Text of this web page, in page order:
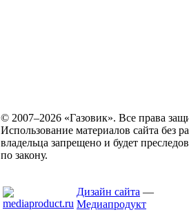
© 2007–2026 «Газовик». Все права
Использование материалов сайта без
владельца запрещено и будет
по закону.
Дизайн сайта —
Медиапродукт